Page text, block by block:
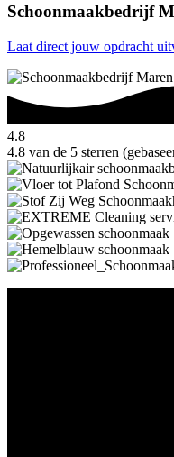
Schoonmaakbedrijf
Laat direct jouw opdracht
4.8
4.8 van de 5 sterren